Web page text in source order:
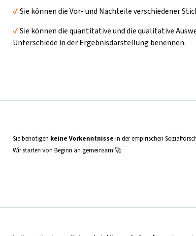
✔️Sie können die Vor- und Nachteile verschiedener
✔️Sie können die quantitative und die qualitative
Unterschiede in der Ergebnisdarstellung benennen.
Sie benötigen keine Vorkenntnisse in der empirischen
Wir starten von Beginn an gemeinsam!🚀